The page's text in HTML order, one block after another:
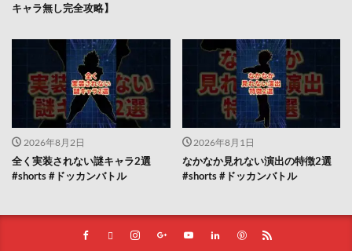
キャラ無し完全攻略】
2026年8月2日
全く実装されない謎キャラ2選
#shorts #ドッカンバトル
2026年8月1日
なかなか見れない演出の特徴2選
#shorts #ドッカンバトル